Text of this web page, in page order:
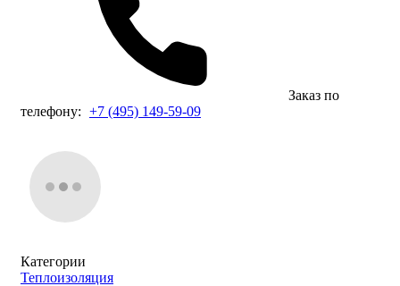
Заказ по
телефону: +7 (495) 149-59-09
Категории
Теплоизоляция